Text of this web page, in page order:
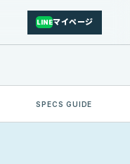
LINEマイページ
SPECS GUIDE